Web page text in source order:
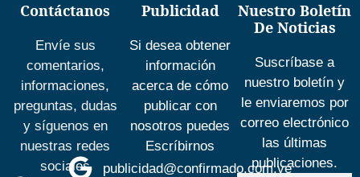
Contáctanos
Envíe sus
comentarios,
informaciones,
preguntas, dudas
y síguenos en
nuestras redes
sociales
Publicidad
Si desea obtener
información
acerca de cómo
publicar con
nosotros puedes
Escríbirnos
publicidad@confirmado.com.ve
Nuestro Boletín
De Noticias
Suscríbase a
nuestro boletín y
le enviaremos por
correo electrónico
las últimas
publicaciones.